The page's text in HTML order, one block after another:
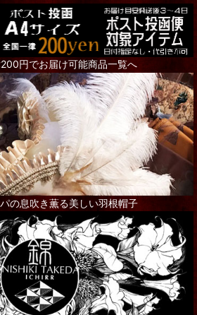
円でお届け可能商品一覧へ
の息吹き薫る美しい羽根帽子